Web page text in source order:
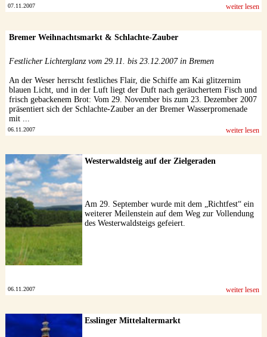
07.11.2007 weiter lesen
Bremer Weihnachtsmarkt & Schlachte-Zauber
Festlicher Lichterglanz vom 29.11. bis 23.12.2007 in Bremen
An der Weser herrscht festliches Flair, die Schiffe am Kai glitzernim
blauen Licht, und in der Luft liegt der Duft nach geräuchertem Fisch und
frisch gebackenem Brot: Vom 29. November bis zum 23. Dezember 2007
präsentiert sich der Schlachte-Zauber an der Bremer Wasserpromenade
mit ...
06.11.2007 weiter lesen
Westerwaldsteig auf der Zielgeraden
Am 29. September wurde mit dem „Richtfest“ ein
weiterer Meilenstein auf dem Weg zur Vollendung
des Westerwaldsteigs gefeiert.
06.11.2007 weiter lesen
Esslinger Mittelaltermarkt